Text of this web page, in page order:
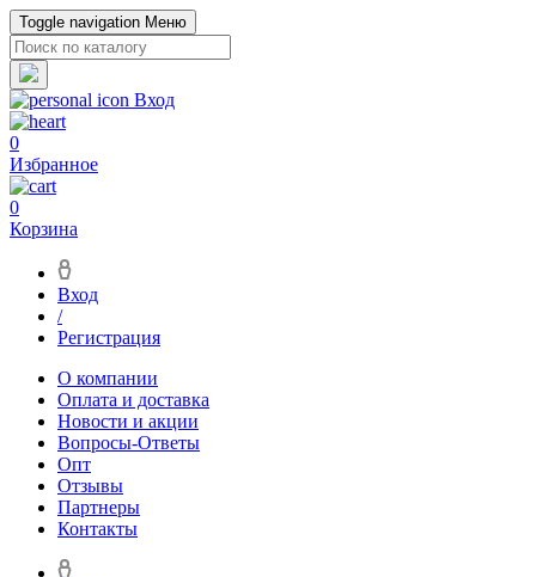
Toggle navigation Меню
Вход
0
Избранное
0
Корзина
Вход
/
Регистрация
О компании
Оплата и доставка
Новости и акции
Вопросы-Ответы
Опт
Отзывы
Партнеры
Контакты